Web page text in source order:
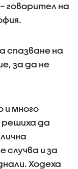
говорител на
спазване на
за да не
и много
решиха да
случва и за
Ходеха